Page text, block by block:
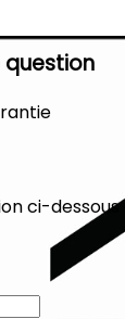
question
ci-